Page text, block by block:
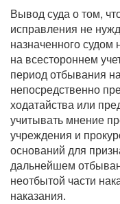
Вывод суда о том,
исправления не
назначенного
на всестороннем
период отбывания
непосредственно
ходатайства или
учитывать мнение
учреждения и
оснований для
дальнейшем
неотбытой части
наказания.